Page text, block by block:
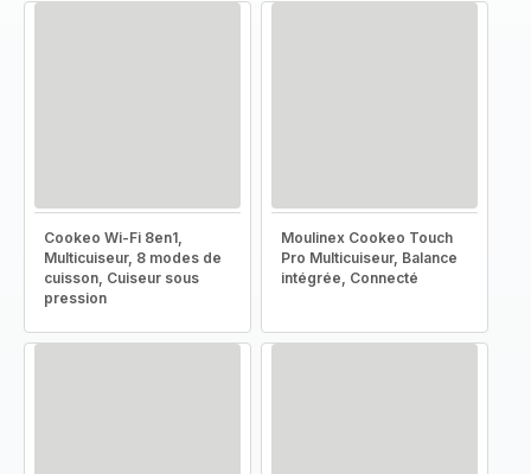
Cookeo Wi-Fi 8en1,
Multicuiseur, 8 modes de
cuisson, Cuiseur sous
pression
Moulinex Cookeo Touch
Pro Multicuiseur, Balance
intégrée, Connecté